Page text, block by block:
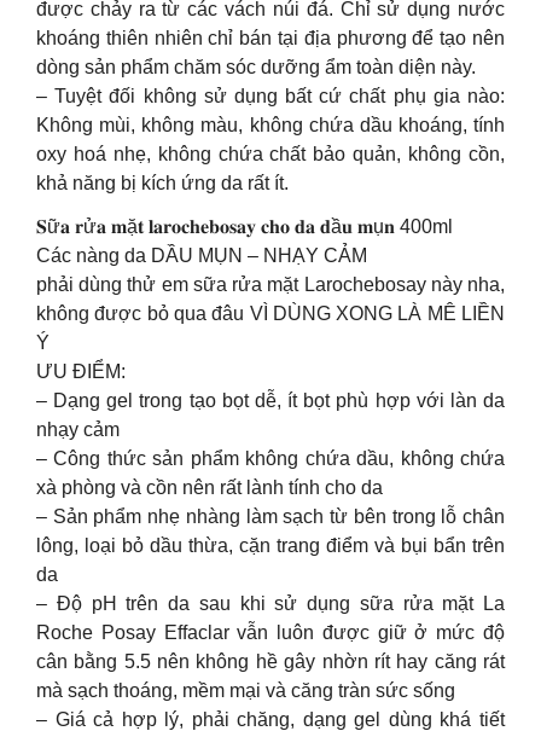
được chảy ra từ các vách núi đá. Chỉ sử dụng nước
khoáng thiên nhiên chỉ bán tại địa phương để tạo nên
dòng sản phẩm chăm sóc dưỡng ẩm toàn diện này.
– Tuyệt đối không sử dụng bất cứ chất phụ gia nào:
Không mùi, không màu, không chứa dầu khoáng, tính
oxy hoá nhẹ, không chứa chất bảo quản, không cồn,
khả năng bị kích ứng da rất ít.
𝐒ữ𝐚 𝐫ử𝐚 𝐦ặ𝐭 𝐥𝐚𝐫𝐨𝐜𝐡𝐞𝐛𝐨𝐬𝐚𝐲 𝐜𝐡𝐨 𝐝𝐚 𝐝ầ𝐮 𝐦ụ𝐧 400ml
Các nàng da DẦU MỤN – NHẠY CẢM
phải dùng thử em sữa rửa mặt Larochebosay này nha,
không được bỏ qua đâu VÌ DÙNG XONG LÀ MÊ LIỀN
Ý
ƯU ĐIỂM:
– Dạng gel trong tạo bọt dễ, ít bọt phù hợp với làn da
nhạy cảm
– Công thức sản phẩm không chứa dầu, không chứa
xà phòng và cồn nên rất lành tính cho da
– Sản phẩm nhẹ nhàng làm sạch từ bên trong lỗ chân
lông, loại bỏ dầu thừa, cặn trang điểm và bụi bẩn trên
da
– Độ pH trên da sau khi sử dụng sữa rửa mặt La
Roche Posay Effaclar vẫn luôn được giữ ở mức độ
cân bằng 5.5 nên không hề gây nhờn rít hay căng rát
mà sạch thoáng, mềm mại và căng tràn sức sống
– Giá cả hợp lý, phải chăng, dạng gel dùng khá tiết